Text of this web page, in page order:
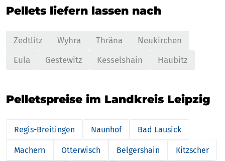
Pellets liefern lassen nach
Zedtlitz Wyhra Thräna
Neukirchen
Eula
Gestewitz Kesselshain Haubitz
Pelletspreise im Landkreis Leipzig
Regis-Breitingen Naunhof Bad Lausick
Machern Otterwisch Belgershain Kitzscher